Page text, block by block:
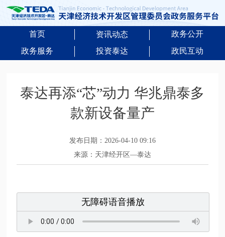
首页 资讯动态
政务公开
政务服务
投资泰达 政民互动
泰达再添“芯”动力 华兆鼎泰多
款新设备量产
发布日期：2026-04-10 09:16
来源：天津经开区—泰达
无障碍语音播放